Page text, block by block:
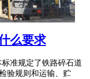
么要求
准规定了铁路碎石道
验规则和运输、贮